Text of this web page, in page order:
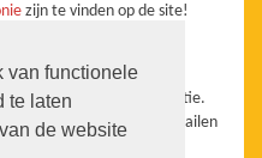
van functionele
te laten
de website
zijn te vinden op de site!
Taakgroep Communicatie.
heeft kunt u ons mailen